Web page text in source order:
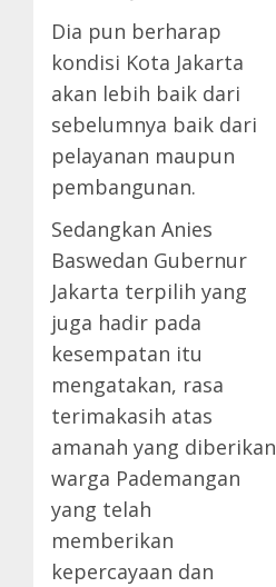
Dia pun berharap
kondisi Kota Jakarta
akan lebih baik dari
sebelumnya baik dari
pelayanan maupun
pembangunan.
Sedangkan Anies
Baswedan Gubernur
Jakarta terpilih yang
juga hadir pada
kesempatan itu
mengatakan, rasa
terimakasih atas
amanah yang diberikan
warga Pademangan
yang telah
memberikan
kepercayaan dan